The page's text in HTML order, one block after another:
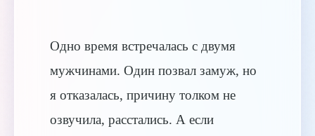
Одно время встречалась с двумя
мужчинами. Один позвал замуж, но
я отказалась, причину толком не
озвучила, расстались. А если